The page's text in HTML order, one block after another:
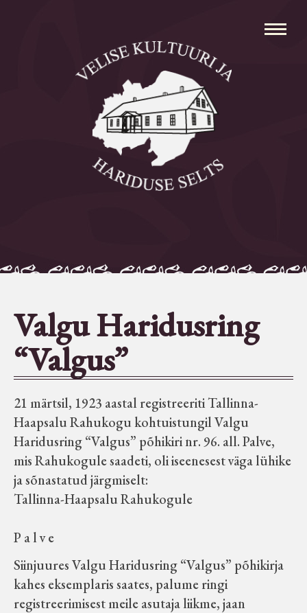
Avaleht
Aleksei Parnabas
Sillaotsa Talumuuseum
Seltsid-ühingud
Aiandus
Tuletõrje
Õpperada
Muud koduloolist Velise mailt
Märjamaa ümbruse valdade
elanike nimekirjad seisuga
15.12.1938
Valgu Haridusring
“Valgus”
21 märtsil, 1923 aastal registreeriti Tallinna-
Haapsalu Rahukogu kohtuistungil Valgu
Haridusring “Valgus” põhikiri nr. 96. all. Palve,
mis Rahukogule saadeti, oli iseenesest väga lühike
ja sõnastatud järgmiselt:
Tallinna-Haapsalu Rahukogule
P a l v e
Siinjuures Valgu Haridusring “Valgus” põhikirja
kahes eksemplaris saates, palume ringi
registreerimisest meile asutaja liikme, jaan